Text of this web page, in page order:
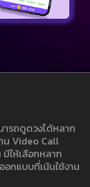
รถดูดวงได้หลาก
น Video Call
ให้เลือกหลาก
กแบบที่เน้นใช้งาน